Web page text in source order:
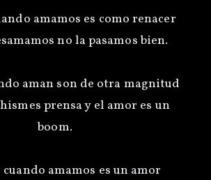
amamos es como renacer
no la pasamos bien.
aman son de otra magnitud
prensa y el amor es un
boom.
amamos es un amor